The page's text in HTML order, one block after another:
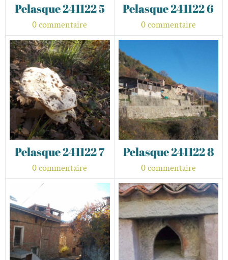
Pelasque 241122 5
0 commentaire
Pelasque 241122 6
0 commentaire
Pelasque 241122 7
0 commentaire
Pelasque 241122 8
0 commentaire